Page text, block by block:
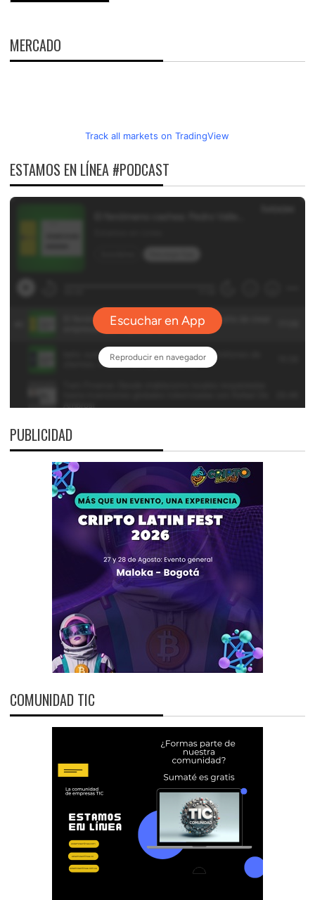
MERCADO
Track all markets on TradingView
ESTAMOS EN LÍNEA #PODCAST
PUBLICIDAD
COMUNIDAD TIC